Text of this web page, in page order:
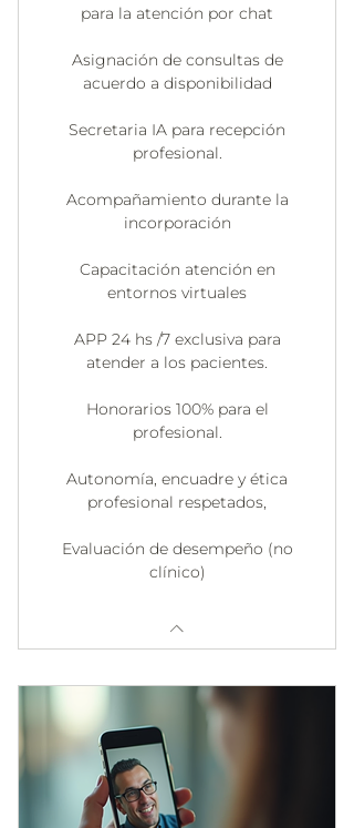
para la atención por chat
Asignación de consultas de
acuerdo a disponibilidad
Secretaria IA para recepción
profesional.
Acompañamiento durante la
incorporación
Capacitación atención en
entornos virtuales
APP 24 hs /7 exclusiva para
atender a los pacientes.
Honorarios 100% para el
profesional.
Autonomía, encuadre y ética
profesional respetados,
Evaluación de desempeño (no
clínico)